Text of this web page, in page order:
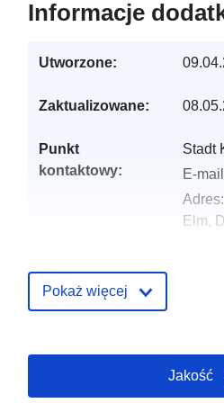
Informacje
Utworzone:
Zaktualizowane:
Punkt
kontaktowy:
Stadt
E-
Adres:
Elm,
Zapis katalogu:
01
Pokaż więcej
Jakość